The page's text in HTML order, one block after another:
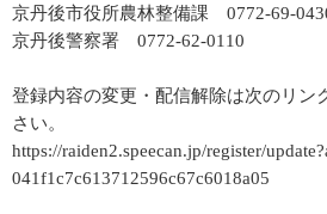
京丹後市役所農林整備課 0772-69-
京丹後警察署 0772-62-0110
登録内容の変更・配信解除は次のリン
さい。
https://raiden2.speecan.jp/register/
041f1c7c613712596c67c6018a05